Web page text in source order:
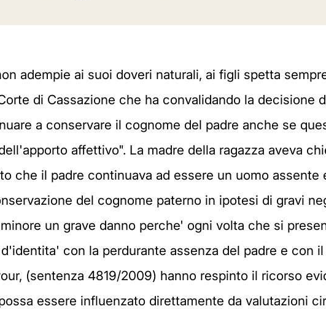
adempie ai suoi doveri naturali, ai figli spetta
di Cassazione che ha convalidando la decisione
a conservare il cognome del padre anche se
affettivo". La madre della ragazza aveva
che il padre continuava ad essere un uomo assente
del cognome paterno in ipotesi di gravi
un grave danno perche' ogni volta che si
con la perdurante assenza del padre e con
(sentenza 4819/2009) hanno respinto il ricorso
essere influenzato direttamente da valutazioni